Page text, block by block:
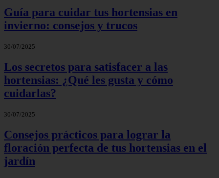
Guía para cuidar tus hortensias en
invierno: consejos y trucos
30/07/2025
Los secretos para satisfacer a las
hortensias: ¿Qué les gusta y cómo
cuidarlas?
30/07/2025
Consejos prácticos para lograr la
floración perfecta de tus hortensias en el
jardín